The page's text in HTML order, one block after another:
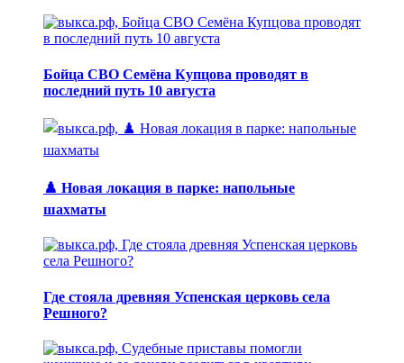
Бойца СВО Семёна Купцова проводят в
последний путь 10 августа
♟️ Новая локация в парке: напольные
шахматы
Где стояла древняя Успенская церковь села
Решного?